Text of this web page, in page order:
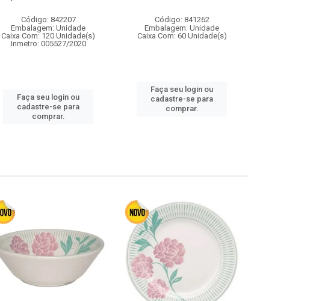
Código: 842207
Embalagem: Unidade
Caixa Com: 120 Unidade(s)
Inmetro: 005527/2020
Faça seu login ou
cadastre-se para
comprar.
Código: 841262
Embalagem: Unidade
Caixa Com: 60 Unidade(s)
Faça seu login ou
cadastre-se para
comprar.